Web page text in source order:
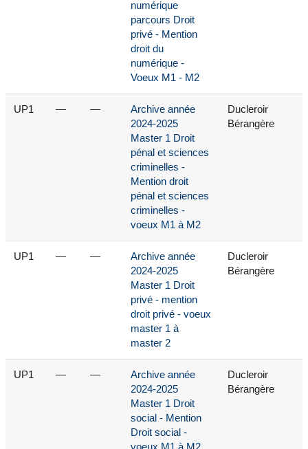
numérique
parcours Droit
privé - Mention
droit du
numérique -
Voeux M1 - M2
UP1 — —
Archive année
2024-2025
Master 1 Droit
pénal et sciences
criminelles -
Mention droit
pénal et sciences
criminelles -
voeux M1 à M2
Ducleroir
Bérangère
UP1 — —
Archive année
2024-2025
Master 1 Droit
privé - mention
droit privé - voeux
master 1 à
master 2
Ducleroir
Bérangère
UP1 — —
Archive année
2024-2025
Master 1 Droit
social - Mention
Droit social -
Ducleroir
Bérangère